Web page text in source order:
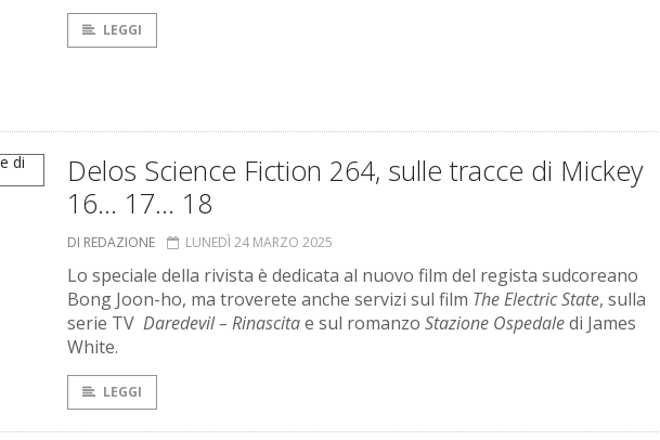
LEGGI
Delos Science Fiction 264, sulle tracce di Mickey
16… 17… 18
DI REDAZIONE LUNEDÌ 24 MARZO 2025
Lo speciale della rivista è dedicata al nuovo film del regista sudcoreano
Bong Joon-ho, ma troverete anche servizi sul film The Electric State, sulla
serie TV Daredevil – Rinascitae sul romanzo Stazione Ospedaledi James
White.
LEGGI